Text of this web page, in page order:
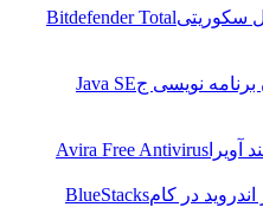
Bitdefender Total
نویسی جJava SE
Avira Free Antivirus
در کام BlueStacks